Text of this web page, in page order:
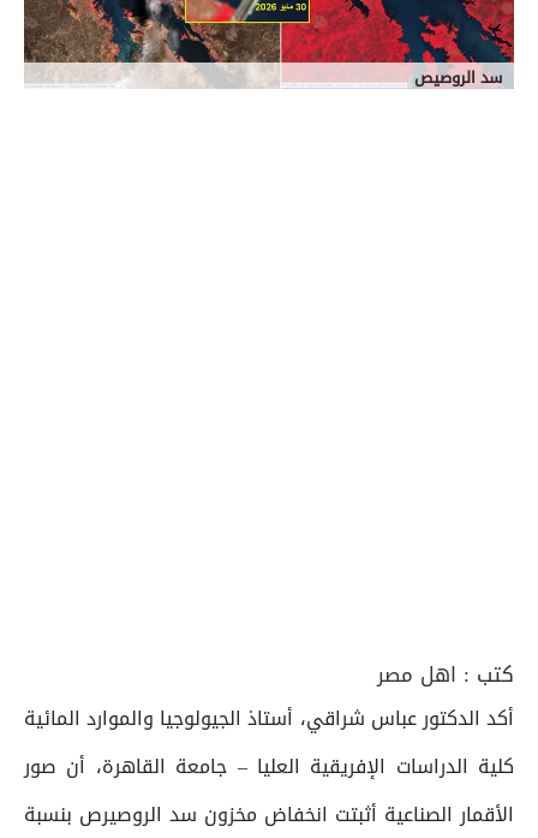
سد الروصيص
كتب : اهل مصر
أكد الدكتور عباس شراقي، أستاذ الجيولوجيا والموارد المائية
كلية الدراسات الإفريقية العليا – جامعة القاهرة، أن صور
الأقمار الصناعية أثبتت انخفاض مخزون سد الروصيرص بنسبة